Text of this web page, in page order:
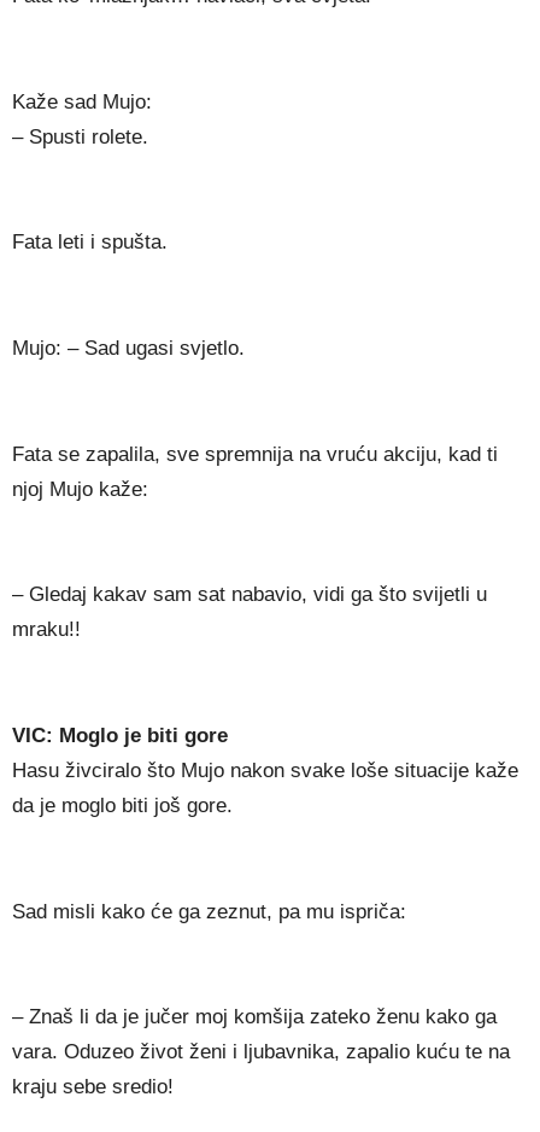
Kaže sad Mujo:
– Spusti rolete.
Fata leti i spušta.
Mujo: – Sad ugasi svjetlo.
Fata se zapalila, sve spremnija na vruću akciju, kad ti
njoj Mujo kaže:
– Gledaj kakav sam sat nabavio, vidi ga što svijetli u
mraku!!
VIC: Moglo je biti gore
Hasu živciralo što Mujo nakon svake loše situacije kaže
da je moglo biti još gore.
Sad misli kako će ga zeznut, pa mu ispriča:
– Znaš li da je jučer moj komšija zateko ženu kako ga
vara. Oduzeo život ženi i ljubavnika, zapalio kuću te na
kraju sebe sredio!